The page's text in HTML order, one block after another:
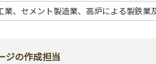
業、セメント製造業、高炉による製鉄
ジの作成担当